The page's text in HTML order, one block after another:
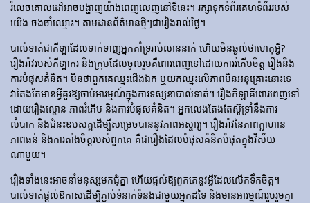
រំលេចគោលដៅអាចបង្ហាញយ៉ាងពេញលេញនៅទីនេះ។ រក្សាទុកទំព័រគេហទំព័ររបស់
យើង ចងចាំឈ្មោះ។ តាមដានព័ត៌មានថ្មីៗជារៀងរាល់ថ្ងៃ។
បាល់ទាត់​ជា​កីឡា​ដែល​ទាក់​ទាញ​អ្នក​គាំទ្រ​រាប់​លាន​នាក់ ហើយ​មិន​ឆ្ងល់​ថា​ហេតុអ្វី?
រឿងរ៉ាវ​របស់​កីឡាករ និង​ក្រុម​ដែល​ចូលរួម​គឺ​ពោរពេញ​ទៅ​ដោយ​ការ​រំភើប​ចិត្ត រឿង​និង​
ការ​បំផុស​គំនិត។ មិនថាពួកគេឈ្នះជើងឯក ឬយកឈ្នះលើភាពមិនអនុគ្រោះនោះទេ
វាតែងតែមានអ្វីគួរឱ្យចាប់អារម្មណ៍ក្នុងការទស្សនាបាល់ទាត់។ រឿង​កីឡា​គឺ​ពោរពេញ​ទៅ​
ដោយ​រឿង​ល្ខោន ភាព​រំភើប និង​ការ​បំផុស​គំនិត។ អ្នកលេងតែងតែស៊ូទ្រាំនឹងការ
លំបាក និងជំនះឧបសគ្គដើម្បីសម្រេចបាននូវភាពអស្ចារ្យ។ រឿងរ៉ាវនៃភាពក្លាហាន
ភាពធន់ និងការតាំងចិត្តរបស់ពួកគេ គឺជារឿងដែលបំផុសគំនិតបំផុតក្នុងវិស័យ
ណាមួយ។
រឿងទាំងនេះអាចនាំមនុស្សមកជុំគ្នា ហើយផ្តល់ឱ្យពួកគេនូវអ្វីដែលលើកទឹកចិត្ត។
បាល់ទាត់ផ្តល់ឱកាសដើម្បីភ្ជាប់ទំនាក់ទំនងជាមួយអ្នកដទៃ និងមានអារម្មណ៍រួបរួមគ្នា